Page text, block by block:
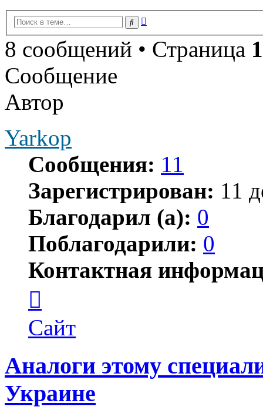
Поиск
8 сообщений • Страница 1
Сообщение
Автор
Yarkop
Сообщения: 11
Зарегистрирован: 11
Благодарил (а): 0
Поблагодарили: 0
Контактная
пользователя
Yarkop
Сайт
Аналоги этому
Украине